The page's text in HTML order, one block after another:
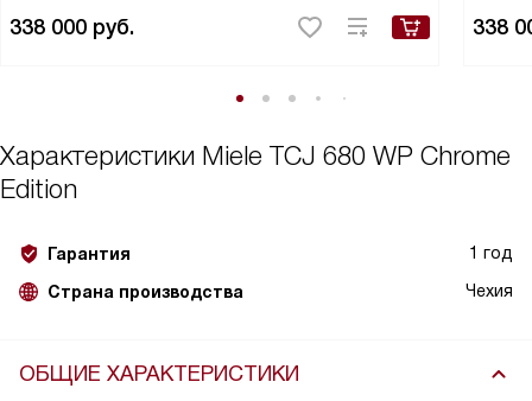
338 000 руб. 338
Характеристики Miele TCJ 680 WP Chrome
Edition
Гарантия 1 год
Страна производства Чехия
ОБЩИЕ ХАРАКТЕРИСТИКИ